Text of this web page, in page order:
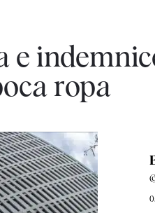
e
ropa